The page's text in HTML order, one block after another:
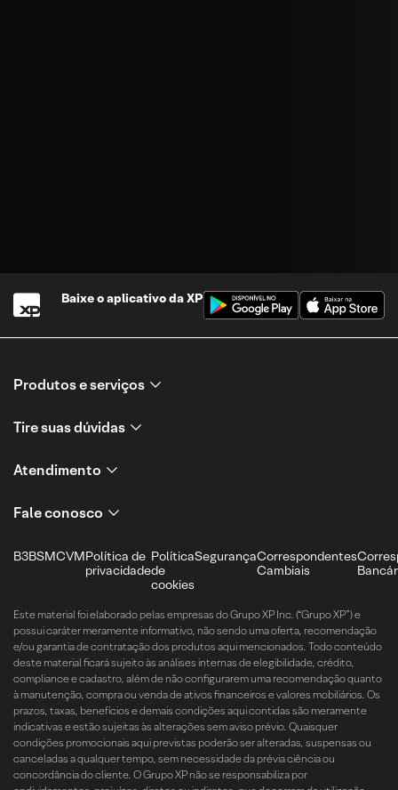
Baixe o aplicativo daXP
Produtos e serviços
Tire suas dúvidas
Atendimento
Fale conosco
B3BSMCVMPolítica de
privacidade
Política
de
cookies
SegurançaCorrespondentes
Cambiais
Este material foi elaborado pelas empresas do Grupo XP Inc. (“Grupo XP”) e
possui caráter meramente informativo, não sendo uma oferta, recomendação
e/ou garantia de contratação dos produtos aqui mencionados. Todo conteúdo
deste material ficará sujeito às análises internas de elegibilidade, crédito,
compliance e cadastro, além de não configurarem uma recomendação quanto
à manutenção, compra ou venda de ativos financeiros e valores mobiliários. Os
prazos, taxas, benefícios e demais condições aqui contidas são meramente
indicativas e estão sujeitas às alterações sem aviso prévio. Quaisquer
condições promocionais aqui previstas poderão ser alteradas, suspensas ou
canceladas a qualquer tempo, sem necessidade da prévia ciência ou
concordância do cliente. O Grupo XP não se responsabiliza por